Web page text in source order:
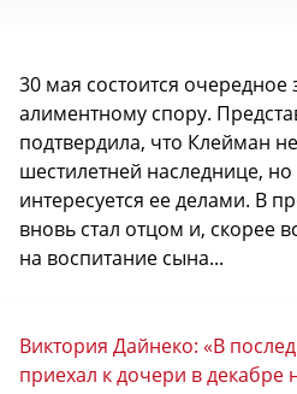
30 мая состоится очередное
алиментному спору.
подтвердила, что Клейман
шестилетней наследнице,
интересуется ее делами. В
вновь стал отцом и, скорее
на воспитание сына...
Виктория Дайнеко: «В
приехал к дочери в декабре